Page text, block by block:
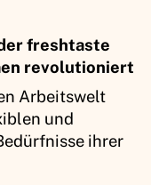
freshtaste
revolutioniert
Arbeitswelt
und
ihrer